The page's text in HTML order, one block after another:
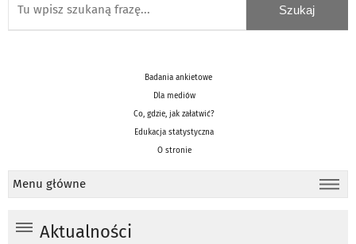
Badania ankietowe
Dla mediów
Co, gdzie, jak załatwić?
Edukacja statystyczna
O stronie
Menu główne
Aktualności